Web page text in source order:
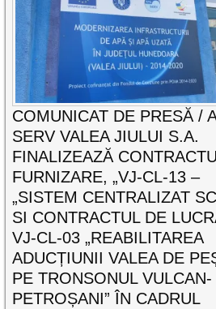
COMUNICAT DE PRESĂ /
SERV VALEA JIULUI S.A.
FINALIZEAZĂ
FURNIZARE, „VJ-CL-13 –
„SISTEM CENTRALIZAT
SI CONTRACTUL DE
VJ-CL-03 „REABILITAREA
ADUCȚIUNII VALEA DE
PE TRONSONUL VULCAN-
PETROȘANI” ÎN CADRUL